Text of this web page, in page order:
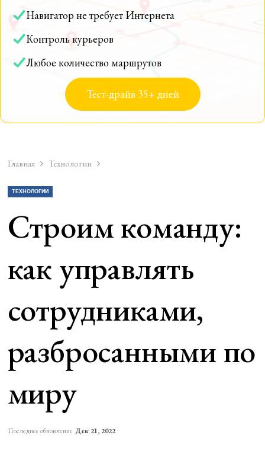
Навигатор не требует Интернета
Контроль курьеров
Любое количество маршрутов
Тест-драйв 35+ дней
Главная Технологии
ТЕХНОЛОГИИ
Строим команду:
как управлять
сотрудниками,
разбросанными по
миру
Последнее обновление Дек 21, 2022